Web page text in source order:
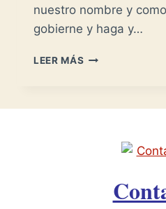
nuestro nombre y
gobierne y haga y…
LEER MÁS ANTONIO